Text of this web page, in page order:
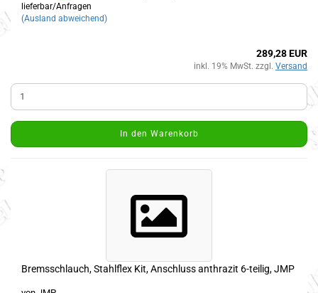
lieferbar/Anfragen
(Ausland abweichend)
289,28 EUR
inkl. 19% MwSt. zzgl. Versand
In den Warenkorb
Bremsschlauch, Stahlflex Kit, Anschluss anthrazit 6-teilig, JMP